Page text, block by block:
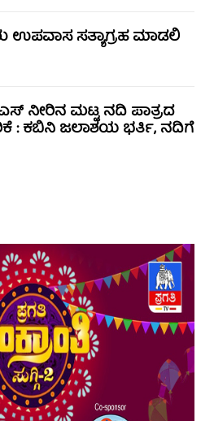
ಉಪವಾಸ ಸತ್ಯಾಗ್ರಹ ಮಾಡಲಿ
ನೀರಿನ ಮಟ್ಟ ನದಿ ಪಾತ್ರದ
: ಕಬಿನಿ ಜಲಾಶಯ ಭರ್ತಿ, ನದಿಗೆ